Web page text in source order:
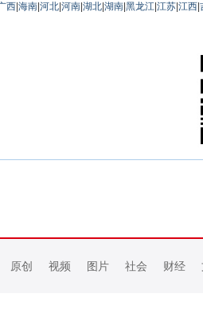
西 海南 河北 河南 湖北 湖南 黑龙江 江苏 江西
原创 视频 图片 社会 财经